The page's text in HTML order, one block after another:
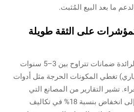
ما بعد البيع المُثبت.
على الثقة طويلة
عادةً ما تقدم الشركات الرائدة ضمانات تتراوح بين 3–5 سنوات
تغطي المكونات الحرجة مثل أدوات
تشير التقارير من المصانع التي
تستفيد من هذه الخطط إلى انخفاض بنسبة 18% في تكاليف